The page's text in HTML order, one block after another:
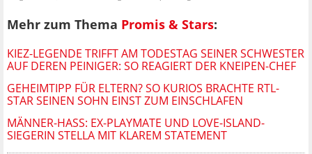
Mehr zum Thema Promis & Stars:
KIEZ-LEGENDE TRIFFT AM TODESTAG SEINER SCHWESTER
AUF DEREN PEINIGER: SO REAGIERT DER KNEIPEN-CHEF
GEHEIMTIPP FÜR ELTERN? SO KURIOS BRACHTE RTL-
STAR SEINEN SOHN EINST ZUM EINSCHLAFEN
MÄNNER-HASS: EX-PLAYMATE UND LOVE-ISLAND-
SIEGERIN STELLA MIT KLAREM STATEMENT